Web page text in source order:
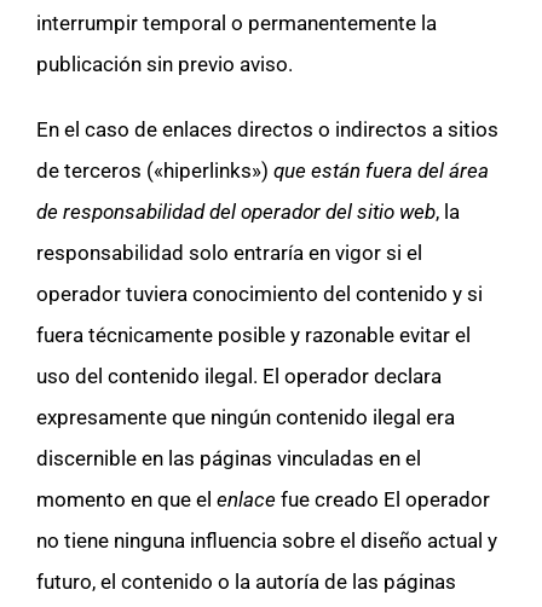
interrumpir temporal o permanentemente la
publicación sin previo aviso.
En el caso de enlaces directos o indirectos a sitios
de terceros («hiperlinks») que están fuera del área
de responsabilidad del operador del sitio web, la
responsabilidad solo entraría en vigor si el
operador tuviera conocimiento del contenido y si
fuera técnicamente posible y razonable evitar el
uso del contenido ilegal. El operador declara
expresamente que ningún contenido ilegal era
discernible en las páginas vinculadas en el
momento en que el enlace fue creado El operador
no tiene ninguna influencia sobre el diseño actual y
futuro, el contenido o la autoría de las páginas